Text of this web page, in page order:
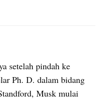
setelah pindah ke
Ph. D. dalam bidang
Musk mulai